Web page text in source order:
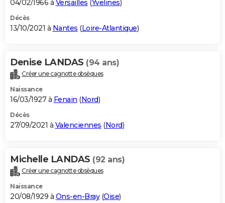
04/02/1966 à Versailles (Yvelines)
Décès
13/10/2021 à Nantes (Loire-Atlantique)
Denise LANDAS (94 ans)
Créer une cagnotte obsèques
Naissance
16/03/1927 à Fenain (Nord)
Décès
27/09/2021 à Valenciennes (Nord)
Michelle LANDAS (92 ans)
Créer une cagnotte obsèques
Naissance
20/08/1929 à Ons-en-Bray(Oise)